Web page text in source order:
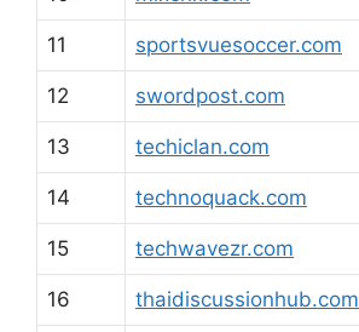
11 sportsvuesoccer.com
12 swordpost.com
13 techiclan.com
14 technoquack.com
15 techwavezr.com
16 thaidiscussionhub.com